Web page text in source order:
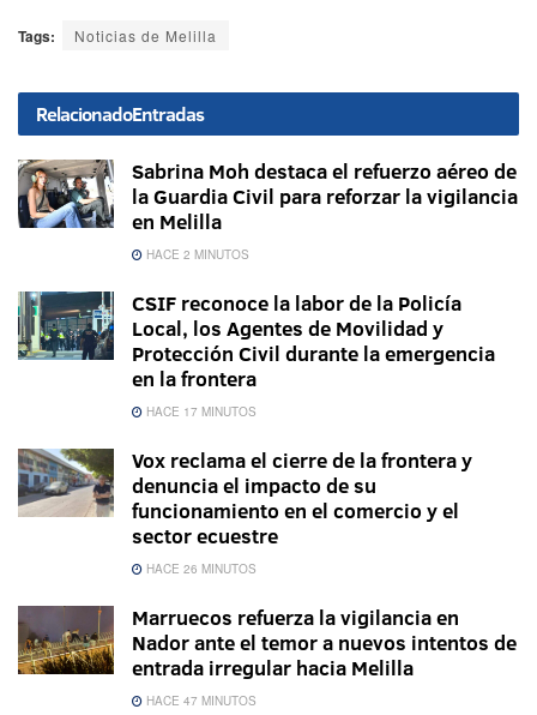
Tags: Noticias de Melilla
RelacionadoEntradas
Sabrina Moh destaca el refuerzo aéreo de
la Guardia Civil para reforzar la vigilancia
en Melilla
HACE 2 MINUTOS
CSIF reconoce la labor de la Policía
Local, los Agentes de Movilidad y
Protección Civil durante la emergencia
en la frontera
HACE 17 MINUTOS
Vox reclama el cierre de la frontera y
denuncia el impacto de su
funcionamiento en el comercio y el
sector ecuestre
HACE 26 MINUTOS
Marruecos refuerza la vigilancia en
Nador ante el temor a nuevos intentos de
entrada irregular hacia Melilla
HACE 47 MINUTOS